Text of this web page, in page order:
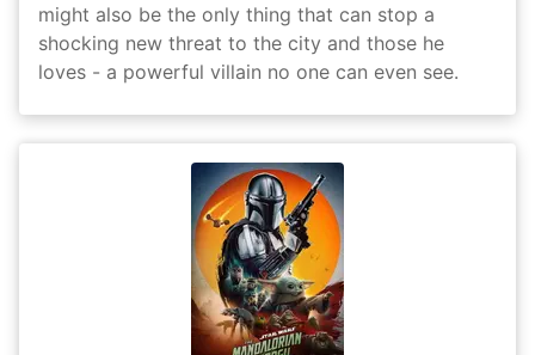
might also be the only thing that can stop a
shocking new threat to the city and those he
loves - a powerful villain no one can even see.